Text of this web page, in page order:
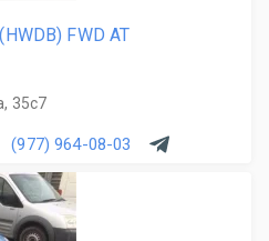
FWD AT
35с7
(977) 964-08-03